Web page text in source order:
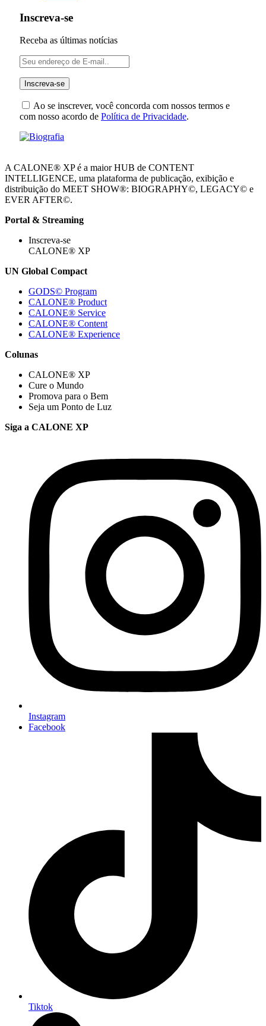
Inscreva-se
Receba as últimas notícias
Ao se inscrever, você concorda com nossos termos e
com nosso acordo de Política de Privacidade.
A CALONE® XP é a maior HUB de CONTENT
INTELLIGENCE, uma plataforma de publicação, exibição e
distribuição do MEET SHOW®: BIOGRAPHY©, LEGACY© e
EVER AFTER©.
Portal & Streaming
Inscreva-se
CALONE® XP
UN Global Compact
GODS© Program
CALONE® Product
CALONE® Service
CALONE® Content
CALONE® Experience
Colunas
CALONE® XP
Cure o Mundo
Promova para o Bem
Seja um Ponto de Luz
Siga a CALONE XP
Instagram
Facebook
Tiktok